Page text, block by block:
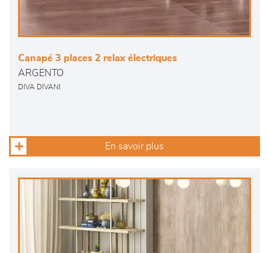
Canapé 3 places 2 relax électriques
ARGENTO
DIVA DIVANI
En savoir plus